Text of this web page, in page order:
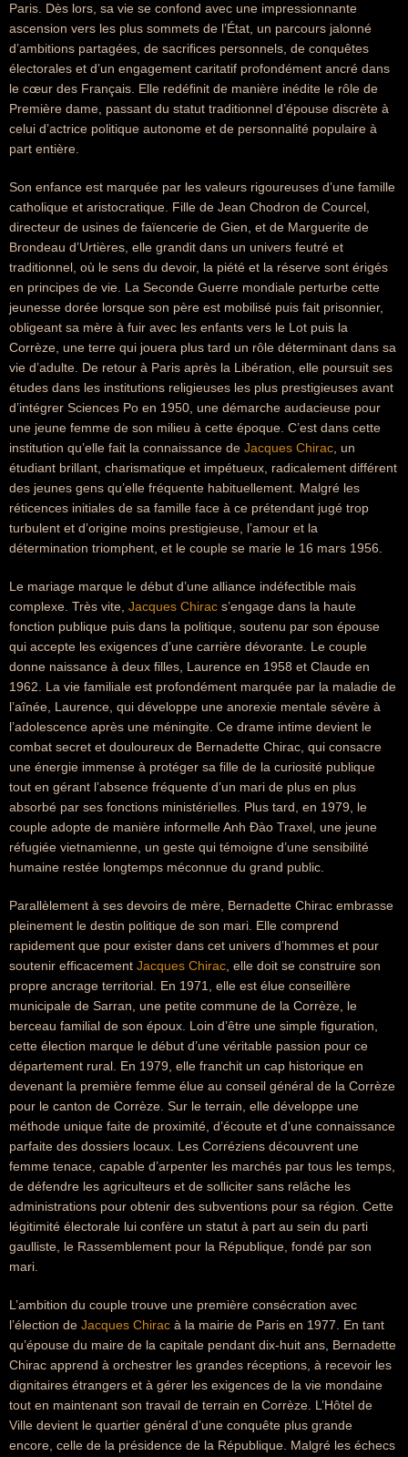
Paris. Dès lors, sa vie se confond avec une impressionnante
ascension vers les plus sommets de l’État, un parcours jalonné
d’ambitions partagées, de sacrifices personnels, de conquêtes
électorales et d’un engagement caritatif profondément ancré dans
le cœur des Français. Elle redéfinit de manière inédite le rôle de
Première dame, passant du statut traditionnel d’épouse discrète à
celui d’actrice politique autonome et de personnalité populaire à
part entière.
Son enfance est marquée par les valeurs rigoureuses d’une famille
catholique et aristocratique. Fille de Jean Chodron de Courcel,
directeur de usines de faïencerie de Gien, et de Marguerite de
Brondeau d’Urtières, elle grandit dans un univers feutré et
traditionnel, où le sens du devoir, la piété et la réserve sont érigés
en principes de vie. La Seconde Guerre mondiale perturbe cette
jeunesse dorée lorsque son père est mobilisé puis fait prisonnier,
obligeant sa mère à fuir avec les enfants vers le Lot puis la
Corrèze, une terre qui jouera plus tard un rôle déterminant dans sa
vie d’adulte. De retour à Paris après la Libération, elle poursuit ses
études dans les institutions religieuses les plus prestigieuses avant
d’intégrer Sciences Po en 1950, une démarche audacieuse pour
une jeune femme de son milieu à cette époque. C’est dans cette
institution qu’elle fait la connaissance de Jacques Chirac , un
étudiant brillant, charismatique et impétueux, radicalement différent
des jeunes gens qu’elle fréquente habituellement. Malgré les
réticences initiales de sa famille face à ce prétendant jugé trop
turbulent et d’origine moins prestigieuse, l’amour et la
détermination triomphent, et le couple se marie le 16 mars 1956.
Le mariage marque le début d’une alliance indéfectible mais
complexe. Très vite, Jacques Chirac s’engage dans la haute
fonction publique puis dans la politique, soutenu par son épouse
qui accepte les exigences d’une carrière dévorante. Le couple
donne naissance à deux filles, Laurence en 1958 et Claude en
1962. La vie familiale est profondément marquée par la maladie de
l’aînée, Laurence, qui développe une anorexie mentale sévère à
l’adolescence après une méningite. Ce drame intime devient le
combat secret et douloureux de Bernadette Chirac, qui consacre
une énergie immense à protéger sa fille de la curiosité publique
tout en gérant l’absence fréquente d’un mari de plus en plus
absorbé par ses fonctions ministérielles. Plus tard, en 1979, le
couple adopte de manière informelle Anh Đào Traxel, une jeune
réfugiée vietnamienne, un geste qui témoigne d’une sensibilité
humaine restée longtemps méconnue du grand public.
Parallèlement à ses devoirs de mère, Bernadette Chirac embrasse
pleinement le destin politique de son mari. Elle comprend
rapidement que pour exister dans cet univers d’hommes et pour
soutenir efficacement Jacques Chirac , elle doit se construire son
propre ancrage territorial. En 1971, elle est élue conseillère
municipale de Sarran, une petite commune de la Corrèze, le
berceau familial de son époux. Loin d’être une simple figuration,
cette élection marque le début d’une véritable passion pour ce
département rural. En 1979, elle franchit un cap historique en
devenant la première femme élue au conseil général de la Corrèze
pour le canton de Corrèze. Sur le terrain, elle développe une
méthode unique faite de proximité, d’écoute et d’une connaissance
parfaite des dossiers locaux. Les Corréziens découvrent une
femme tenace, capable d’arpenter les marchés par tous les temps,
de défendre les agriculteurs et de solliciter sans relâche les
administrations pour obtenir des subventions pour sa région. Cette
légitimité électorale lui confère un statut à part au sein du parti
gaulliste, le Rassemblement pour la République, fondé par son
mari.
L’ambition du couple trouve une première consécration avec
l’élection de Jacques Chirac à la mairie de Paris en 1977. En tant
qu’épouse du maire de la capitale pendant dix-huit ans, Bernadette
Chirac apprend à orchestrer les grandes réceptions, à recevoir les
dignitaires étrangers et à gérer les exigences de la vie mondaine
tout en maintenant son travail de terrain en Corrèze. L’Hôtel de
Ville devient le quartier général d’une conquête plus grande
encore, celle de la présidence de la République. Malgré les échecs